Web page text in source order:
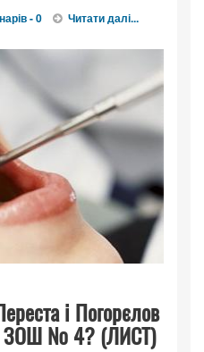
- 0 Читати далі...
і Погорєлов
у ЗОШ № 4? (ЛИСТ)